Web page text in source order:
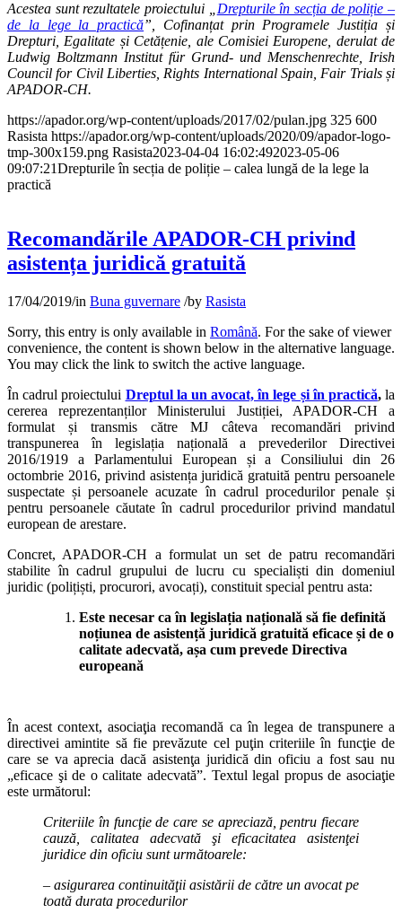
Acestea sunt rezultatele proiectului „ Drepturile în secția de poliție –
de la lege la practică”, Cofinanțat prin Programele Justiția și
Drepturi, Egalitate și Cetățenie, ale Comisiei Europene, derulat de
Ludwig Boltzmann Institut für Grund- und Menschenrechte, Irish
Council for Civil Liberties, Rights International Spain, Fair Trials și
APADOR-CH.
https://apador.org/wp-content/uploads/2017/02/pulan.jpg 325 600
Rasista https://apador.org/wp-content/uploads/2020/09/apador-logo-
tmp-300x159.png Rasista2023-04-04 16:02:492023-05-06
09:07:21Drepturile în secția de poliție – calea lungă de la lege la
practică
Recomandările APADOR-CH privind
asistența juridică gratuită
17/04/2019/in Buna guvernare /by Rasista
Sorry, this entry is only available in Română. For the sake of viewer
convenience, the content is shown below in the alternative language.
You may click the link to switch the active language.
În cadrul proiectului Dreptul la un avocat, în lege și în practică,la
cererea reprezentanților Ministerului Justiției, APADOR-CH a
formulat și transmis către MJ câteva recomandări privind
transpunerea în legislația națională a prevederilor Directivei
2016/1919 a Parlamentului European și a Consiliului din 26
octombrie 2016, privind asistența juridică gratuită pentru persoanele
suspectate și persoanele acuzate în cadrul procedurilor penale și
pentru persoanele căutate în cadrul procedurilor privind mandatul
european de arestare.
Concret, APADOR-CH a formulat un set de patru recomandări
stabilite în cadrul grupului de lucru cu specialiști din domeniul
juridic (polițiști, procurori, avocați), constituit special pentru asta:
Este necesar ca în legislația națională să fie definită
noțiunea de asistență juridică gratuită eficace și de o
calitate adecvată, așa cum prevede Directiva
europeană
În acest context, asociaţia recomandă ca în legea de transpunere a
directivei amintite să fie prevăzute cel puţin criteriile în funcţie de
care se va aprecia dacă asistenţa juridică din oficiu a fost sau nu
„eficace şi de o calitate adecvată”. Textul legal propus de asociaţie
este următorul:
Criteriile în funcţie de care se apreciază, pentru fiecare
cauză, calitatea adecvată şi eficacitatea asistenţei
juridice din oficiu sunt următoarele:
– asigurarea continuităţii asistării de către un avocat pe
toată durata procedurilor